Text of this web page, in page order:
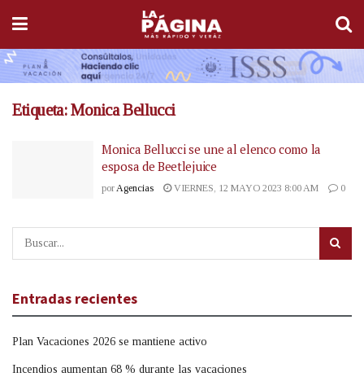
Etiqueta:Monica Bellucci
Monica Bellucci se une al elenco como la
esposa de Beetlejuice
por Agencias VIERNES, 12 MAYO 2023 8:00 AM 0
Entradas recientes
Plan Vacaciones 2026 se mantiene activo
Incendios aumentan 68 % durante las vacaciones